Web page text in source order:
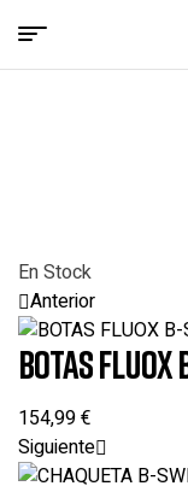
Menu
En Stock
Anterior
BOTAS
154,99€
Siguiente